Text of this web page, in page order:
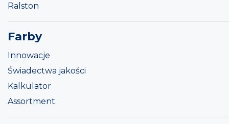
Ralston
Farby
Innowacje
Świadectwa jakości
Kalkulator
Assortment